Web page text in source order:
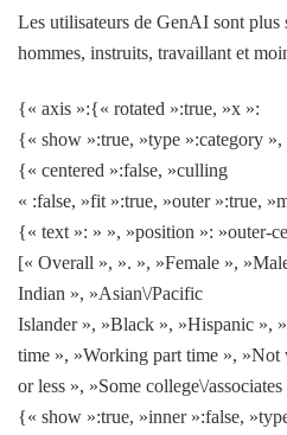
Les utilisateurs de GenAI sont plus
hommes, instruits, travaillant et
{« axis »:{« rotated »:true, »x »:
{« show »:true, »type »:category
{« centered »:false, »culling
« :false, »fit »:true, »outer »:true,
{« text »: » », »position »: »outer-
[« Overall », ». », »Female »,
Indian », »Asian\/Pacific
Islander », »Black », »Hispanic »,
time », »Working part time »,
or less », »Some college\/
{« show »:true, »inner »:false,